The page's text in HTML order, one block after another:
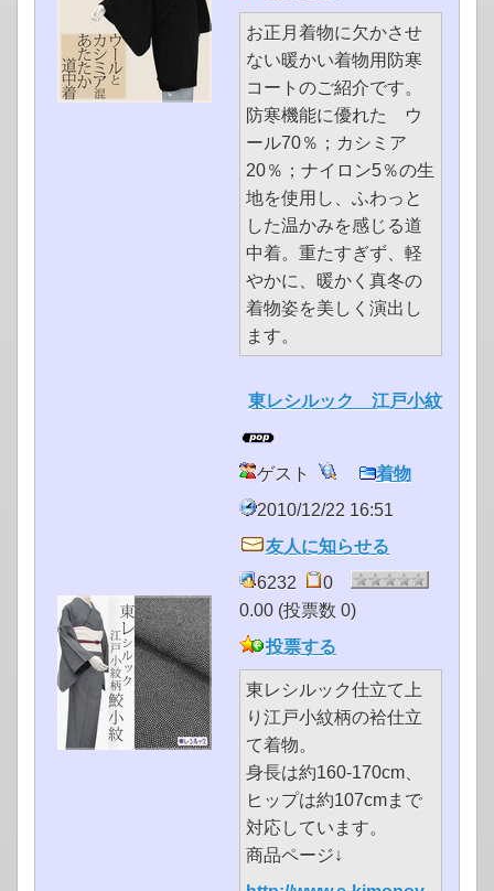
お正月着物に欠かさせ
ない暖かい着物用防寒
コートのご紹介です。
防寒機能に優れた ウ
ール70％；カシミア
20％；ナイロン5％の生
地を使用し、ふわっと
した温かみを感じる道
中着。重たすぎず、軽
やかに、暖かく真冬の
着物姿を美しく演出し
ます。
東レシルック 江戸小紋
ゲスト
着物
2010/12/22 16:51
友人に知らせる
6232
0
0.00 (投票数 0)
投票する
東レシルック仕立て上
り江戸小紋柄の袷仕立
て着物。
身長は約160-170cm、
ヒップは約107cmまで
対応しています。
商品ページ↓